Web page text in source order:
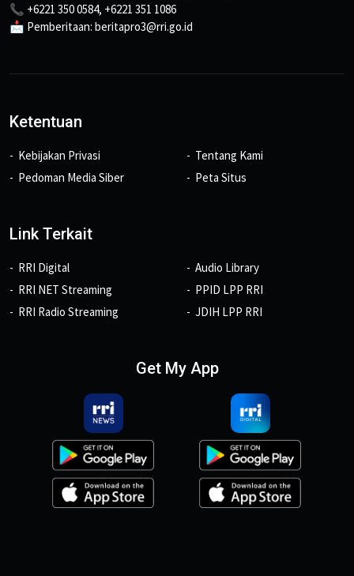
📞 +6221 350 0584, +6221 351 1086
📩 Pemberitaan: beritapro3@rri.go.id
Ketentuan
Kebijakan Privasi
Pedoman Media Siber
Tentang Kami
Peta Situs
Link Terkait
RRI Digital
RRI NET Streaming
RRI Radio Streaming
Audio Library
PPID LPP RRI
JDIH LPP RRI
Get My App